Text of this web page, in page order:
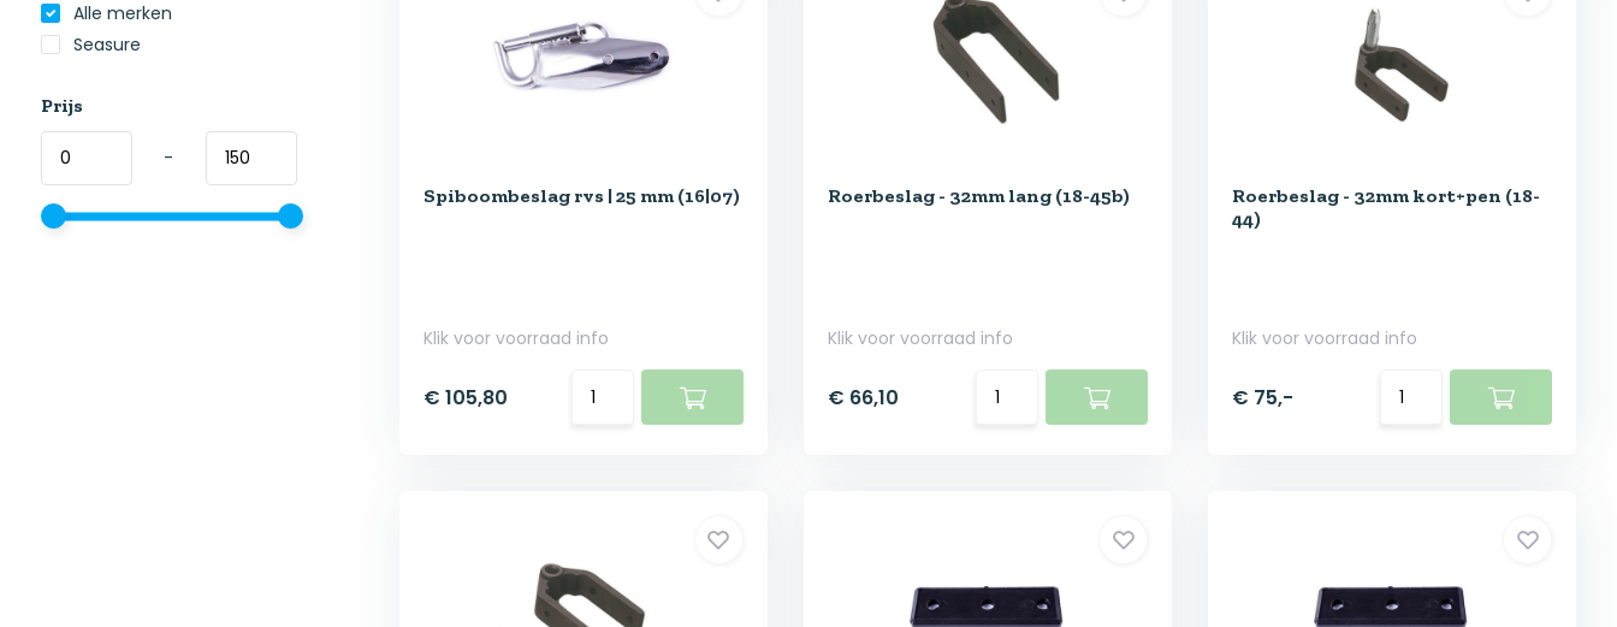
Alle merken
Seasure
Prijs
-
Spiboombeslag rvs | 25 mm (16|07)
Klik voor voorraad info
€ 105,80
Roerbeslag - 32mm lang (18-45b)
Klik voor voorraad info
€ 66,10
Roerbeslag - 32mm kort+pen (18-
44)
Klik voor voorraad info
€ 75,-